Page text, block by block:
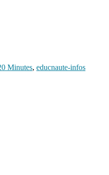
Minutes, educnaute-infos